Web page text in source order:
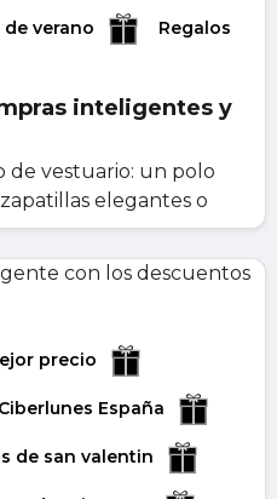
de verano
Regalos
inteligentes y
de vestuario: un polo
elegantes o
precio
Ciberlunes España
de san valentin